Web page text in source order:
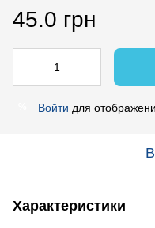
45.0 грн
Войти для
Характеристики